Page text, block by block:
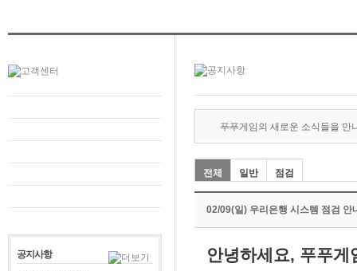
공지사항
푸푸게임의 새로운 소식들을 만
전체 일반 점검
02/09(일) 우리은행 시스템 점검 안
안녕하세요, 푸푸게